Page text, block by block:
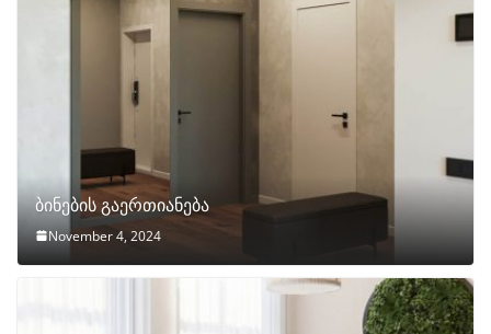
ბინების გაერთიანება
November 4, 2024